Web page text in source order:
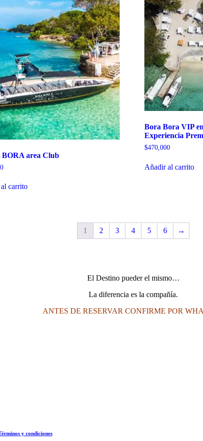
BORA area Club
carrito
Bora Bora VIP
Experiencia
$470,000
Añadir al carrito
1 2 3 4 5 6 →
El Destino pueder el mismo…
La diferencia es la compañía.
ANTES DE RESERVAR CONFIRME POR
y condiciones